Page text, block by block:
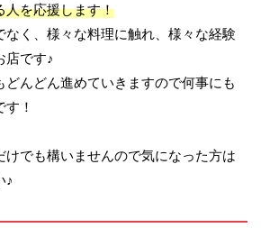
人を応援します！
く、様々な料理に触れ、様々な経験
店です♪
どんどん進めていきますので何事にも
！
けでも構いませんので気になった方は
♪